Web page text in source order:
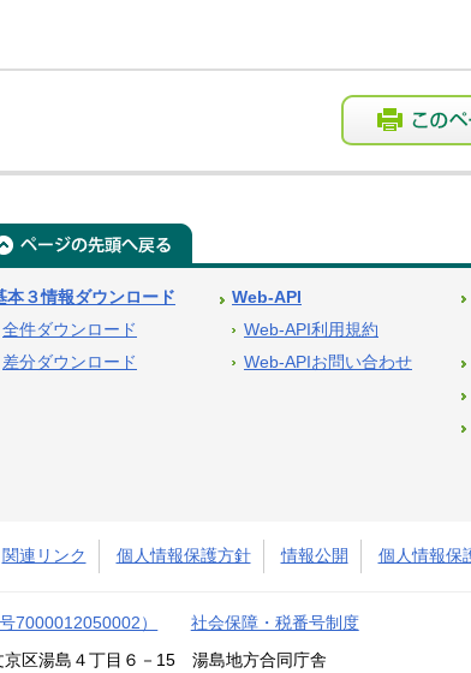
本３情報ダウンロード
全件ダウンロード
差分ダウンロード
Web-API
Web-API利用規約
Web-APIお問い合わせ
関連リンク 個人情報保護方針 情報公開 個人情報保
7000012050002） 社会保障・税番号制度
京区湯島４丁目６－15 湯島地方合同庁舎